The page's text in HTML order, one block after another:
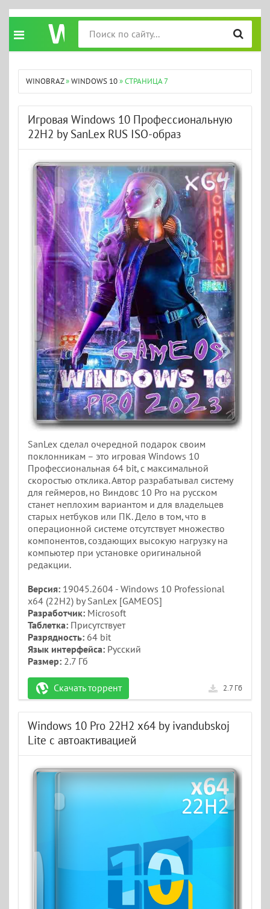
WINOBRAZ»WINDOWS 10» СТРАНИЦА 7
Игровая Windows 10 Профессиональную
22H2 by SanLex RUS ISO-образ
SanLex сделал очередной подарок своим
поклонникам – это игровая Windows 10
Профессиональная 64 bit, с максимальной
скоростью отклика. Автор разрабатывал систему
для геймеров, но Виндовс 10 Pro на русском
станет неплохим вариантом и для владельцев
старых нетбуков или ПК. Дело в том, что в
операционной системе отсутствует множество
компонентов, создающих высокую нагрузку на
компьютер при установке оригинальной
редакции.
Версия: 19045.2604 - Windows 10 Professional
x64 (22H2) by SanLex [GAMEOS]
Разработчик: Microsoft
Таблетка: Присутствует
Разрядность: 64 bit
Язык интерфейса: Русский
Размер: 2.7 Гб
Скачать торрент 2.7 Гб
Windows 10 Pro 22H2 x64 by ivandubskoj
Lite с автоактивацией